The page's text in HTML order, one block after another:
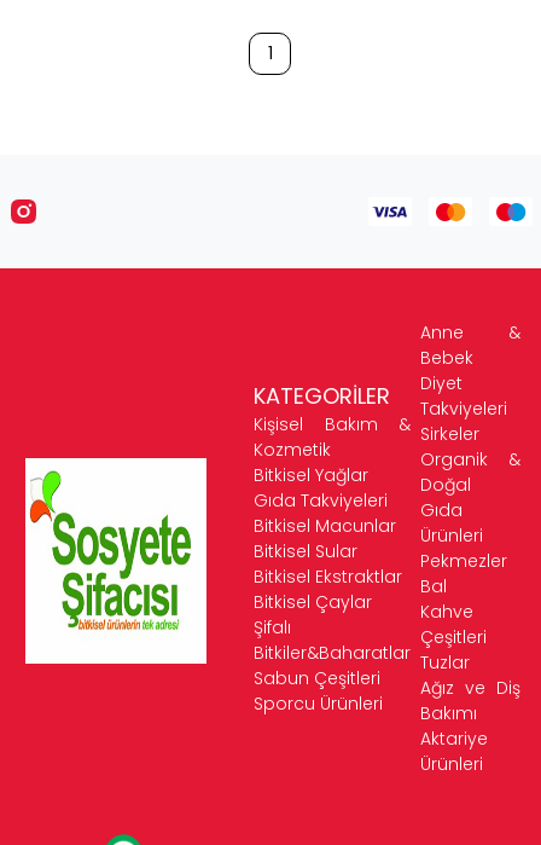
1
KATEGORİLER
Kişisel Bakım &
Kozmetik
Bitkisel Yağlar
Gıda Takviyeleri
Bitkisel Macunlar
Bitkisel Sular
Bitkisel Ekstraktlar
Bitkisel Çaylar
Şifalı
Bitkiler&Baharatlar
Sabun Çeşitleri
Sporcu Ürünleri
Anne &
Bebek
Diyet
Takviyeleri
Sirkeler
Organik &
Doğal
Gıda
Ürünleri
Pekmezler
Bal
Kahve
Çeşitleri
Tuzlar
Ağız ve Diş
Bakımı
Aktariye
Ürünleri